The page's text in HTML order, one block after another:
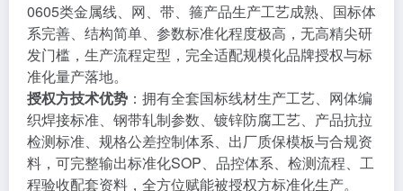
0605类金属线、网、带、箍产品生产工艺成熟、国标体
系完善、结构简单、参数标准化程度极高，无高精尖研
发门槛，生产流程定型，完全适配规模化品牌授权与标
准化量产落地。
授权方技术优势 ：拥有全套国标线材生产工艺、网体编
织焊接标准、钢带轧制参数、镀锌防腐工艺、产品抗拉
检测标准、规格公差控制体系、出厂质保模板与合规资
料，可完整输出标准化SOP、品控体系、检测流程、工
程验收配套资料，全方位赋能被授权方标准化生产。